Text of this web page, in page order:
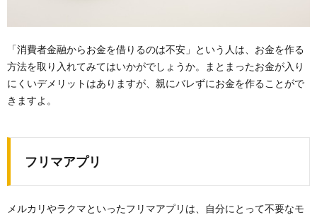
「消費者金融からお金を借りるのは不安」という人は、お金を作る
方法を取り入れてみてはいかがでしょうか。まとまったお金が入り
にくいデメリットはありますが、親にバレずにお金を作ることがで
きますよ。
フリマアプリ
メルカリやラクマといったフリマアプリは、自分にとって不要なモ